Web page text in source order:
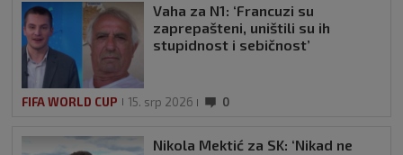
Vaha za N1: ‘Francuzi su
zaprepašteni, uništili su ih
stupidnost i sebičnost’
FIFA WORLD CUP 15. srp 2026 0
Nikola Mektić za SK: ‘Nikad ne